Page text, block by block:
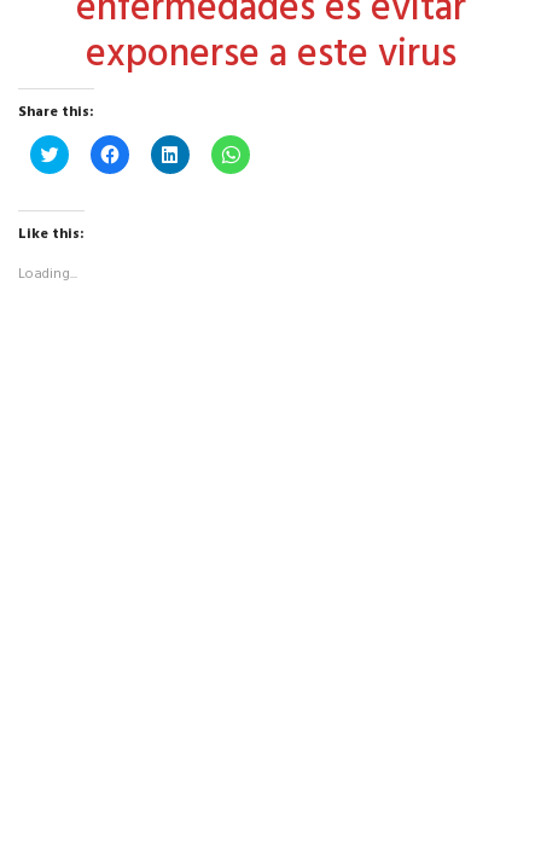
exponerse a este virus
Share this:
Click
to
Twitter
(Opens
in
window)
Click
to
Click
to
Click
to
Like this:
Loading...